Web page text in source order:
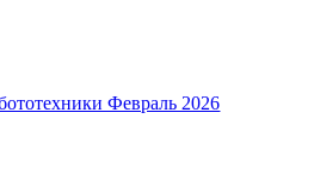
Февраль 2026